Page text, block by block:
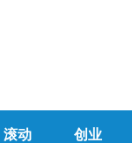
滚动 创业